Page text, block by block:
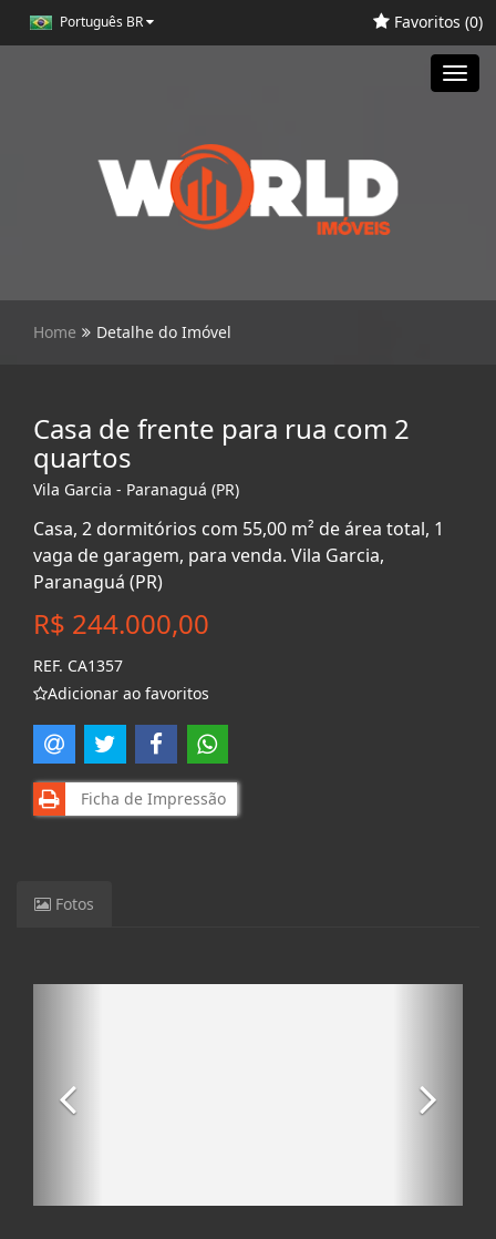
Português BR Favoritos (0)
Home Detalhe do Imóvel
Casa de frente para rua com 2
quartos
Vila Garcia - Paranaguá (PR)
Casa, 2 dormitórios com 55,00 m² de área total, 1
vaga de garagem, para venda. Vila Garcia,
Paranaguá (PR)
R$ 244.000,00
REF. CA1357
Adicionar ao favoritos
Ficha de Impressão
Fotos